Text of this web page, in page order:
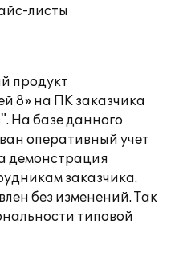
листы
продукт
8» на ПК заказчика
На базе данного
оперативный учет
демонстрация
заказчика.
без изменений. Так
типовой